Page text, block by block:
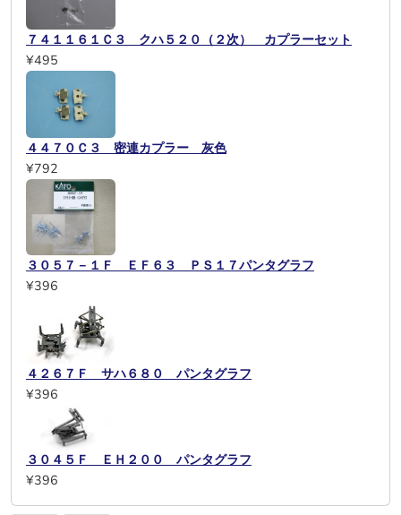
７４１１６１Ｃ３ クハ５２０（２次） カプラーセット
¥495
４４７０Ｃ３ 密連カプラー 灰色
¥792
３０５７－１Ｆ ＥＦ６３ ＰＳ１７パンタグラフ
¥396
４２６７Ｆ サハ６８０ パンタグラフ
¥396
３０４５Ｆ ＥＨ２００ パンタグラフ
¥396